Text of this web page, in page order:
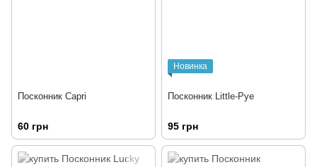
Посконник Capri
60 грн
Новинка
Посконник Little-Pye
95 грн